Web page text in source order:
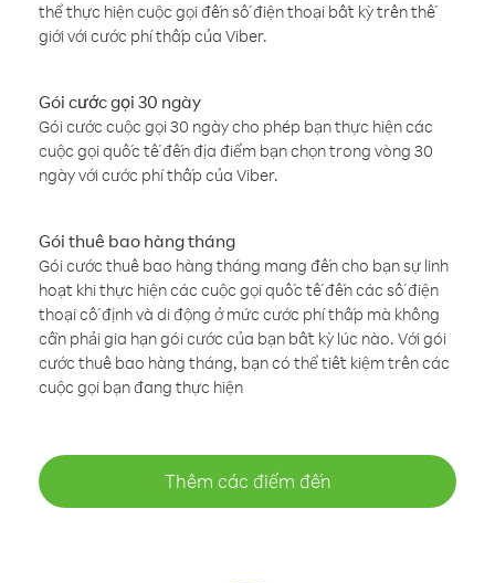
thể thực hiện cuộc gọi đến số điện thoại bất kỳ trên thế
giới với cước phí thấp của Viber.
Gói cước gọi 30 ngày
Gói cước cuộc gọi 30 ngày cho phép bạn thực hiện các
cuộc gọi quốc tế đến địa điểm bạn chọn trong vòng 30
ngày với cước phí thấp của Viber.
Gói thuê bao hàng tháng
Gói cước thuê bao hàng tháng mang đến cho bạn sự linh
hoạt khi thực hiện các cuộc gọi quốc tế đến các số điện
thoại cố định và di động ở mức cước phí thấp mà không
cần phải gia hạn gói cước của bạn bất kỳ lúc nào. Với gói
cước thuê bao hàng tháng, bạn có thể tiết kiệm trên các
cuộc gọi bạn đang thực hiện
Thêm các điểm đến